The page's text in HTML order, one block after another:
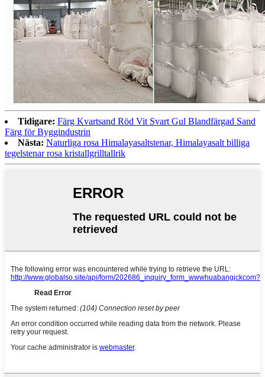
Tidigare: Färg Kvartsand Röd Vit Svart Gul Blandfärgad Sand
Färg för Byggindustrin
Nästa: Naturliga rosa Himalayasaltstenar, Himalayasalt billiga
tegelstenar rosa kristallgrilltallrik